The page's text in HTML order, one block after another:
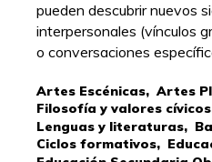
pueden descubrir nuevos
interpersonales (vínculos
o conversaciones
Artes Escénicas, Artes
Filosofía y valores
Lenguas y literaturas,
Ciclos formativos,